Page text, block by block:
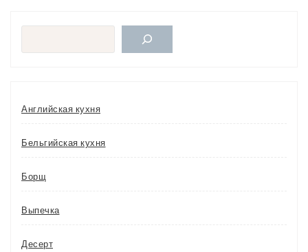
Английская кухня
Бельгийская кухня
Борщ
Выпечка
Десерт